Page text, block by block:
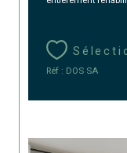
Réf : DOS SA